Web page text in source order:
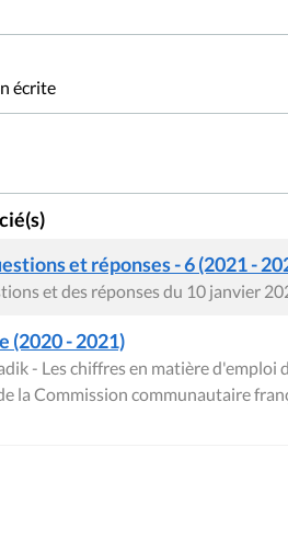
écrite
et réponses - 6 (2021 -
et des réponses du 10 janvier
(2020 - 2021)
- Les chiffres en matière d'emploi
la Commission communautaire